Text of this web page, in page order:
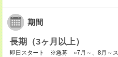
期間
長期（3ヶ月以上）
即日スタート ※急募 ○7月～、8月～ス